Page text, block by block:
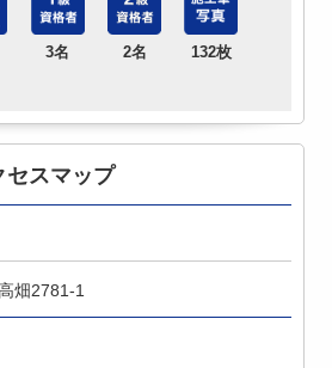
3名 2名 132枚
セスマップ
畑2781-1